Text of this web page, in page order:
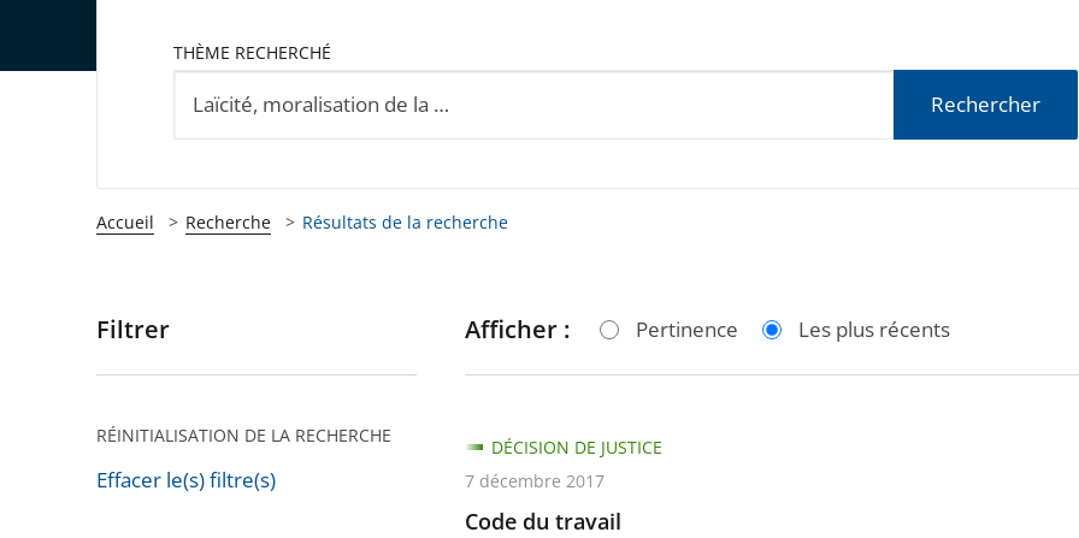
THÈME RECHERCHÉ
Rechercher
Accueil Recherche Résultats de la recherche
Passer
pour
après
Filtrer
RÉINITIALISATION DE LA RECHERCHE
Effacer le(s) filtre(s)
Afficher : Pertinence Les plus récents
Code du travail
DÉCISION DE JUSTICE
7 décembre 2017